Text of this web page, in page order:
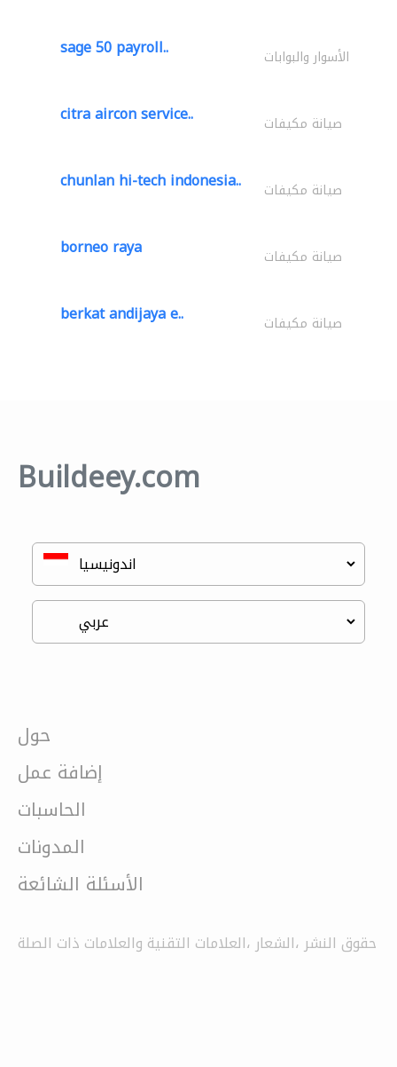
sage 50 payroll.. الأسوار والبوابات
citra aircon service.. صيانة مكيفات
chunlan hi-tech indonesia.. صيانة مكيفات
borneo raya صيانة مكيفات
berkat andijaya e.. صيانة مكيفات
Buildeey.com
حول
إضافة عمل
الحاسبات
المدونات
الأسئلة الشائعة
حقوق النشر ،الشعار ،العلامات التقنية والعلامات ذات الصلة